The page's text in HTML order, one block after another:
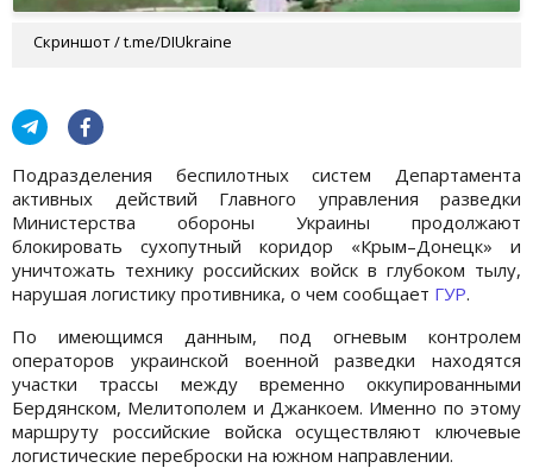
Скриншот / t.me/DIUkraine
Подразделения беспилотных систем Департамента
активных действий Главного управления разведки
Министерства обороны Украины продолжают
блокировать сухопутный коридор «Крым–Донецк» и
уничтожать технику российских войск в глубоком тылу,
нарушая логистику противника, о чем сообщает ГУР.
По имеющимся данным, под огневым контролем
операторов украинской военной разведки находятся
участки трассы между временно оккупированными
Бердянском, Мелитополем и Джанкоем. Именно по этому
маршруту российские войска осуществляют ключевые
логистические переброски на южном направлении.